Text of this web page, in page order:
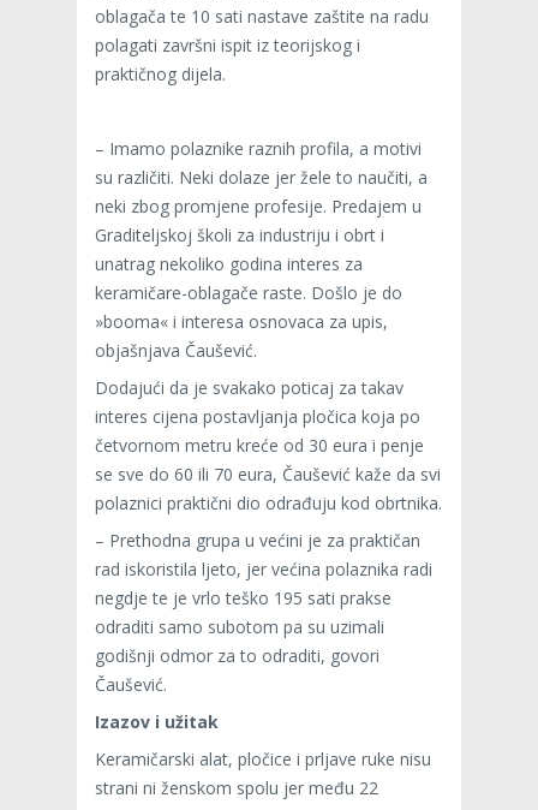
oblagača te 10 sati nastave zaštite na radu
polagati završni ispit iz teorijskog i
praktičnog dijela.
– Imamo polaznike raznih profila, a motivi
su različiti. Neki dolaze jer žele to naučiti, a
neki zbog promjene profesije. Predajem u
Graditeljskoj školi za industriju i obrt i
unatrag nekoliko godina interes za
keramičare-oblagače raste. Došlo je do
»booma« i interesa osnovaca za upis,
objašnjava Čaušević.
Dodajući da je svakako poticaj za takav
interes cijena postavljanja pločica koja po
četvornom metru kreće od 30 eura i penje
se sve do 60 ili 70 eura, Čaušević kaže da svi
polaznici praktični dio odrađuju kod obrtnika.
– Prethodna grupa u većini je za praktičan
rad iskoristila ljeto, jer većina polaznika radi
negdje te je vrlo teško 195 sati prakse
odraditi samo subotom pa su uzimali
godišnji odmor za to odraditi, govori
Čaušević.
Izazov i užitak
Keramičarski alat, pločice i prljave ruke nisu
strani ni ženskom spolu jer među 22